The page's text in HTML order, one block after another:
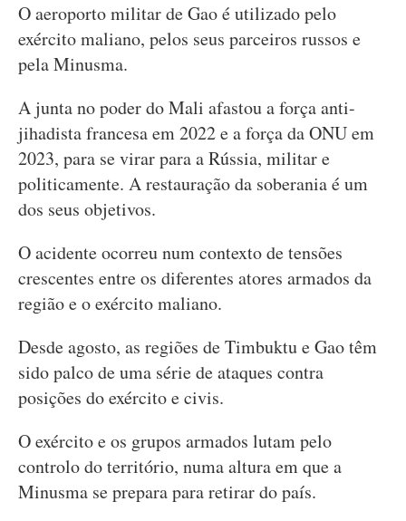
O aeroporto militar de Gao é utilizado pelo
exército maliano, pelos seus parceiros russos e
pela Minusma.
A junta no poder do Mali afastou a força anti-
jihadista francesa em 2022 e a força da ONU em
2023, para se virar para a Rússia, militar e
politicamente. A restauração da soberania é um
dos seus objetivos.
O acidente ocorreu num contexto de tensões
crescentes entre os diferentes atores armados da
região e o exército maliano.
Desde agosto, as regiões de Timbuktu e Gao têm
sido palco de uma série de ataques contra
posições do exército e civis.
O exército e os grupos armados lutam pelo
controlo do território, numa altura em que a
Minusma se prepara para retirar do país.